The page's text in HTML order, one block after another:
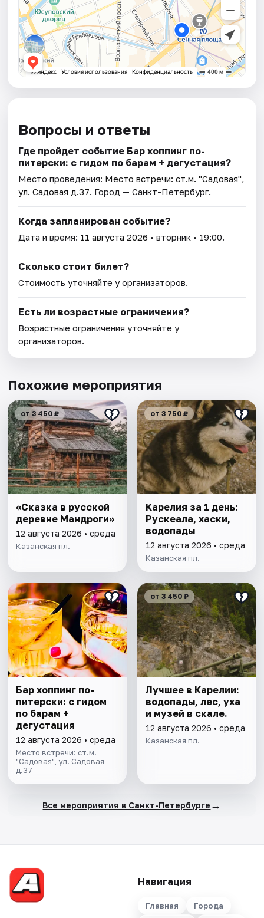
Вопросы и ответы
Где пройдет событие Бар хоппинг по-
питерски: с гидом по барам + дегустация?
Место проведения: Место встречи: ст.м. "Садовая",
ул. Садовая д.37. Город — Санкт-Петербург.
Когда запланирован событие?
Дата и время: 11 августа 2026 • вторник • 19:00.
Сколько стоит билет?
Стоимость уточняйте у организаторов.
Есть ли возрастные ограничения?
Возрастные ограничения уточняйте у
организаторов.
Похожие мероприятия
от 3 450 ₽
«Сказка в русской
деревне Мандроги»
12 августа 2026 • среда
Казанская пл.
от 3 750 ₽
Карелия за 1 день:
Рускеала, хаски,
водопады
12 августа 2026 • среда
Казанская пл.
Бар хоппинг по-
питерски: с гидом
по барам +
дегустация
12 августа 2026 • среда
Место встречи: ст.м.
"Садовая", ул. Садовая
д.37
от 3 450 ₽
Лучшее в Карелии:
водопады, лес, уха
и музей в скале.
12 августа 2026 • среда
Казанская пл.
Все мероприятия в Санкт-Петербурге →
Навигация
Главная Города